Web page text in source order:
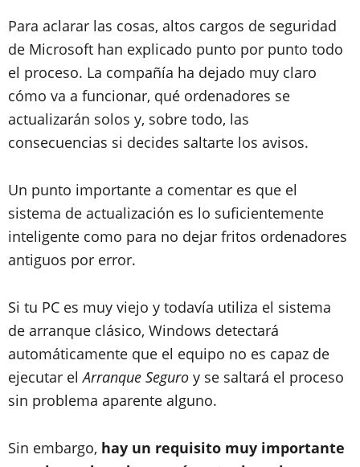
Para aclarar las cosas, altos cargos de seguridad
de Microsoft han explicado punto por punto todo
el proceso. La compañía ha dejado muy claro
cómo va a funcionar, qué ordenadores se
actualizarán solos y, sobre todo, las
consecuencias si decides saltarte los avisos.
Un punto importante a comentar es que el
sistema de actualización es lo suficientemente
inteligente como para no dejar fritos ordenadores
antiguos por error.
Si tu PC es muy viejo y todavía utiliza el sistema
de arranque clásico, Windows detectará
automáticamente que el equipo no es capaz de
ejecutar elArranque Seguro y se saltará el proceso
sin problema aparente alguno.
Sin embargo, hay un requisito muy importante